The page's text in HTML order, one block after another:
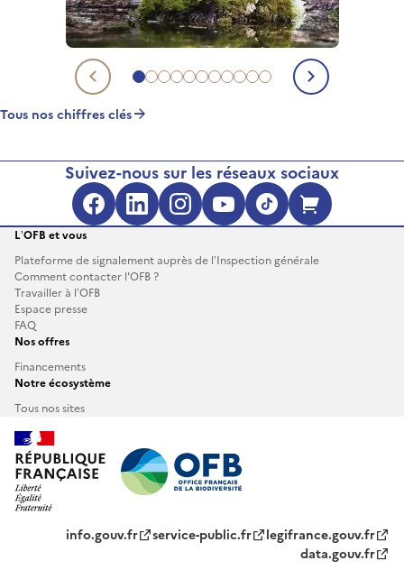
Aller au chiffre clé 1
Aller au chiffre clé 2
Aller au chiffre clé 3
Aller au chiffre clé 4
Aller au chiffre clé 5
Aller au chiffre clé 6
Aller au chiffre clé 7
Aller au chiffre clé 8
Aller au chiffre clé 9
Aller au chiffre clé 10
Aller au chiffre clé 11
Chiffre clé précédentChiffre
Tous nos chiffres clés
Suivez-nous sur les réseaux sociaux
Facebook (s'ouvre dans une
LinkedIn (s'ouvre dans
Instagram (s'ouvre
YouTube
TikTok
L’OFB et vous
Plateforme de signalement auprès de l’Inspection générale
Comment contacter l'OFB ?
Travailler à l’OFB
Espace presse
FAQ
Nos offres
Financements
Notre écosystème
Tous nos sites
info.gouv.fr service-public.fr
legifrance.gouv.fr
data.gouv.fr